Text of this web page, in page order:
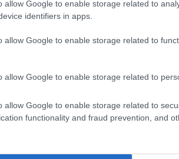
allow Google to enable storage related to
identifiers in apps.
allow Google to enable storage related to
allow Google to enable storage related to
allow Google to enable storage related to
functionality and fraud prevention, and
στην πρώτη
αναμένεται να επιτευχθεί
ο προϋπολογισμός που
υπαγωγή αιτήσεων που έχουν